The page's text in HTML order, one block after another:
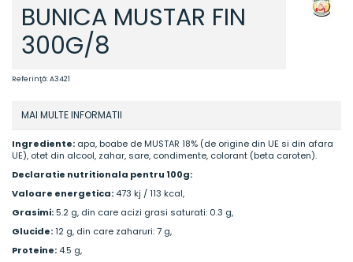
BUNICA MUSTAR FIN
300G/8
Referinţă:A3421
MAI MULTE INFORMATII
Ingrediente: apa, boabe de MUSTAR 18% (de origine din UE si din afara
UE), otet din alcool, zahar, sare, condimente, colorant (beta caroten).
Declaratie nutritionala pentru 100g:
Valoare energetica: 473 kj / 113 kcal,
Grasimi:5.2 g, din care acizi grasi saturati: 0.3 g,
Glucide:12 g, din care zaharuri: 7 g,
Proteine: 4.5 g,